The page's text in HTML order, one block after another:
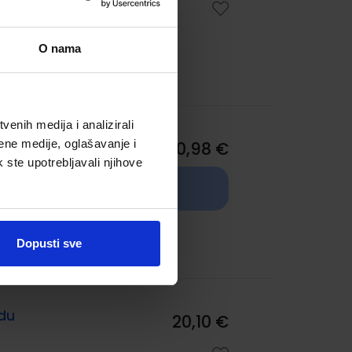
O nama
medija i analizirali
medije, oglašavanje i
ste upotrebljavali njihove
Dopusti sve
10,98 €
20,10 €